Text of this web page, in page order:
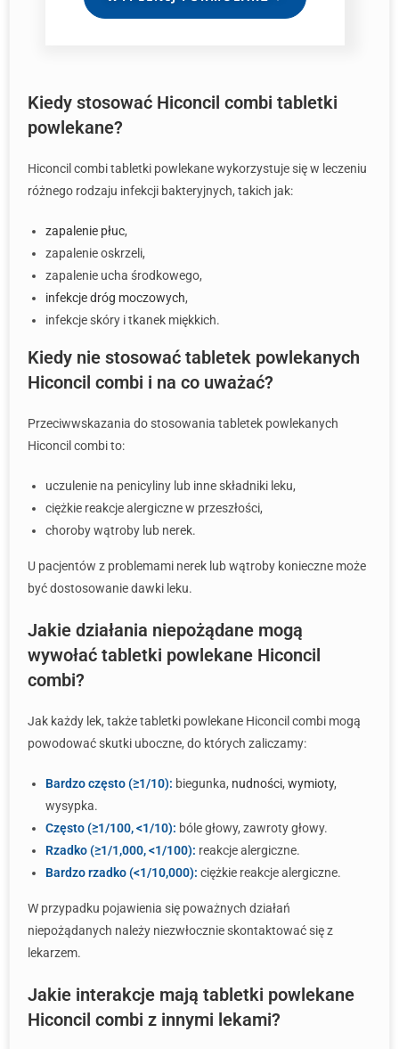
Kiedy stosować Hiconcil combi tabletki
powlekane?
Hiconcil combi tabletki powlekane wykorzystuje się w leczeniu
różnego rodzaju infekcji bakteryjnych, takich jak:
zapalenie płuc,
zapalenie oskrzeli,
zapalenie ucha środkowego,
infekcje dróg moczowych,
infekcje skóry i tkanek miękkich.
Kiedy nie stosować tabletek powlekanych
Hiconcil combi i na co uważać?
Przeciwwskazania do stosowania tabletek powlekanych
Hiconcil combi to:
uczulenie na penicyliny lub inne składniki leku,
ciężkie reakcje alergiczne w przeszłości,
choroby wątroby lub nerek.
U pacjentów z problemami nerek lub wątroby konieczne może
być dostosowanie dawki leku.
Jakie działania niepożądane mogą
wywołać tabletki powlekane Hiconcil
combi?
Jak każdy lek, także tabletki powlekane Hiconcil combi mogą
powodować skutki uboczne, do których zaliczamy:
Bardzo często (≥1/10): biegunka, nudności, wymioty,
wysypka.
Często (≥1/100, <1/10): bóle głowy, zawroty głowy.
Rzadko (≥1/1,000, <1/100): reakcje alergiczne.
Bardzo rzadko (<1/10,000): ciężkie reakcje alergiczne.
W przypadku pojawienia się poważnych działań
niepożądanych należy niezwłocznie skontaktować się z
lekarzem.
Jakie interakcje mają tabletki powlekane
Hiconcil combi z innymi lekami?